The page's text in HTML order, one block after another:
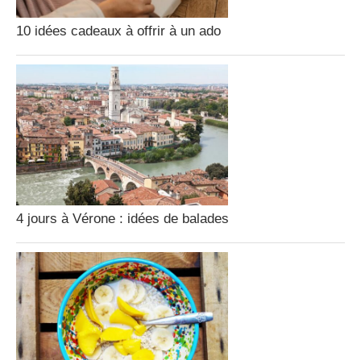
10 idées cadeaux à offrir à un ado
4 jours à Vérone : idées de balades